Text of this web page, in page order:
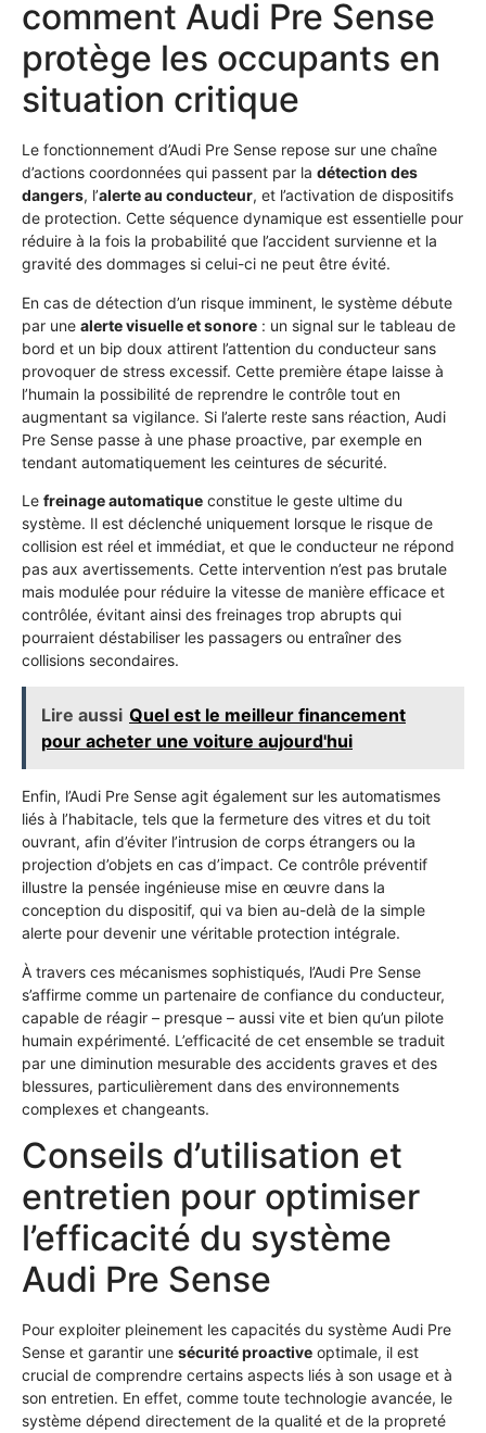
comment Audi Pre Sense
protège les occupants en
situation critique
Le fonctionnement d’Audi Pre Sense repose sur une chaîne
d’actions coordonnées qui passent par la détection des
dangers, l’alerte au conducteur, et l’activation de dispositifs
de protection. Cette séquence dynamique est essentielle pour
réduire à la fois la probabilité que l’accident survienne et la
gravité des dommages si celui-ci ne peut être évité.
En cas de détection d’un risque imminent, le système débute
par une alerte visuelle et sonore : un signal sur le tableau de
bord et un bip doux attirent l’attention du conducteur sans
provoquer de stress excessif. Cette première étape laisse à
l’humain la possibilité de reprendre le contrôle tout en
augmentant sa vigilance. Si l’alerte reste sans réaction, Audi
Pre Sense passe à une phase proactive, par exemple en
tendant automatiquement les ceintures de sécurité.
Le freinage automatique constitue le geste ultime du
système. Il est déclenché uniquement lorsque le risque de
collision est réel et immédiat, et que le conducteur ne répond
pas aux avertissements. Cette intervention n’est pas brutale
mais modulée pour réduire la vitesse de manière efficace et
contrôlée, évitant ainsi des freinages trop abrupts qui
pourraient déstabiliser les passagers ou entraîner des
collisions secondaires.
Lire aussi Quel est le meilleur financement
pour acheter une voiture aujourd'hui
Enfin, l’Audi Pre Sense agit également sur les automatismes
liés à l’habitacle, tels que la fermeture des vitres et du toit
ouvrant, afin d’éviter l’intrusion de corps étrangers ou la
projection d’objets en cas d’impact. Ce contrôle préventif
illustre la pensée ingénieuse mise en œuvre dans la
conception du dispositif, qui va bien au-delà de la simple
alerte pour devenir une véritable protection intégrale.
À travers ces mécanismes sophistiqués, l’Audi Pre Sense
s’affirme comme un partenaire de confiance du conducteur,
capable de réagir – presque – aussi vite et bien qu’un pilote
humain expérimenté. L’efficacité de cet ensemble se traduit
par une diminution mesurable des accidents graves et des
blessures, particulièrement dans des environnements
complexes et changeants.
Conseils d’utilisation et
entretien pour optimiser
l’efficacité du système
Audi Pre Sense
Pour exploiter pleinement les capacités du système Audi Pre
Sense et garantir une sécurité proactive optimale, il est
crucial de comprendre certains aspects liés à son usage et à
son entretien. En effet, comme toute technologie avancée, le
système dépend directement de la qualité et de la propreté